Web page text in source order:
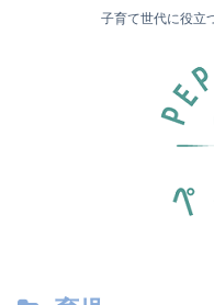
子育て世代に役立